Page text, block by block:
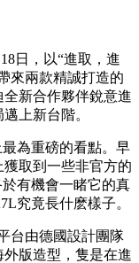
日，以“進取，進
來兩款精誠打造的
新合作夥伴銳意進
上新台階。
為重磅的看點。早
取到一些非官方的
有機會一睹它的真
究竟長什麽樣子。
台由德國設計團隊
版造型，隻是在進